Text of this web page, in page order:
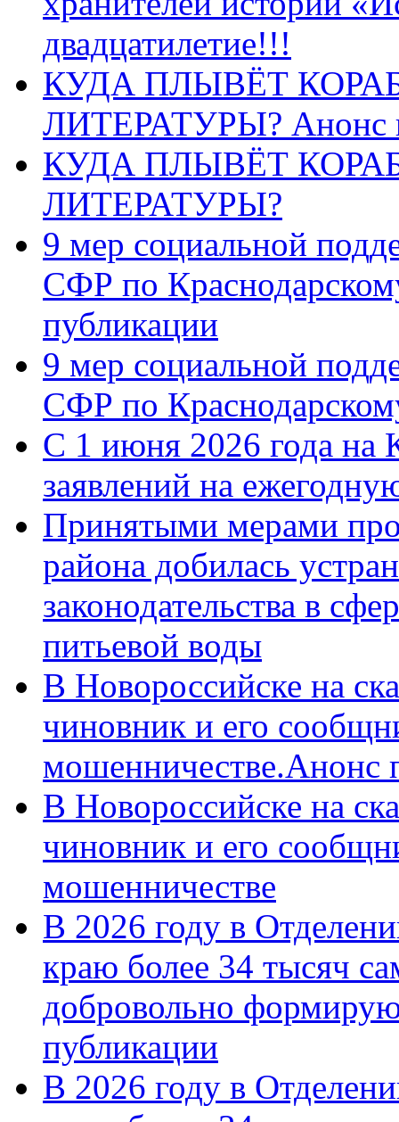
двадцатилетие!!!
КУДА ПЛЫВЁТ
ЛИТЕРАТУРЫ? Анонс
КУДА ПЛЫВЁТ
ЛИТЕРАТУРЫ?
9 мер социальной
СФР по
публикации
9 мер социальной
СФР по
С 1 июня 2026 года на
заявлений на
Принятыми мерами
района добилась
законодательства в
питьевой воды
В Новороссийске на
чиновник и его
мошенничестве.Анонс
В Новороссийске на
чиновник и его
мошенничестве
В 2026 году в
краю более 34 тысяч
добровольно
публикации
В 2026 году в